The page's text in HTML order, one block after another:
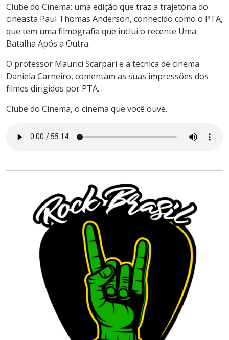
Clube do Cinema: uma edição que traz a trajetória do
cineasta Paul Thomas Anderson, conhecido como o PTA,
que tem uma filmografia que inclui o recente Uma
Batalha Após a Outra.
O professor Maurici Scarpari e a técnica de cinema
Daniela Carneiro, comentam as suas impressões dos
filmes dirigidos por PTA.
Clube do Cinema, o cinema que você ouve.